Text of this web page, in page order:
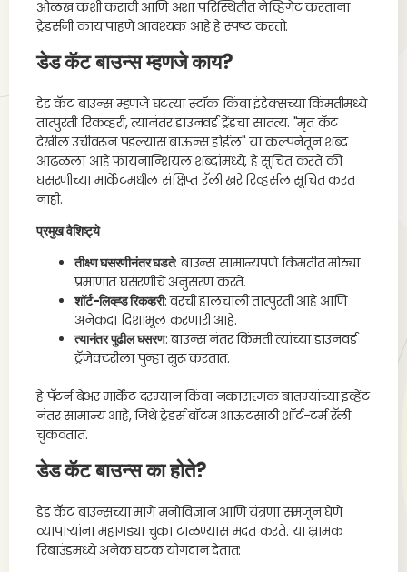
ओळख कशी करावी आणि अशा परिस्थितीत नेव्हिगेट करताना
ट्रेडर्सनी काय पाहणे आवश्यक आहे हे स्पष्ट करतो.
डेड कॅट बाउन्स म्हणजे काय?
डेड कॅट बाउन्स म्हणजे घटत्या स्टॉक किंवा इंडेक्सच्या किंमतीमध्ये
तात्पुरती रिकव्हरी, त्यानंतर डाउनवर्ड ट्रेंडचा सातत्य. "मृत कॅट
देखील उंचीवरून पडल्यास बाऊन्स होईल" या कल्पनेतून शब्द
आढळला आहे फायनान्शियल शब्दांमध्ये, हे सूचित करते की
घसरणीच्या मार्केटमधील संक्षिप्त रॅली खरे रिव्हर्सल सूचित करत
नाही.
प्रमुख वैशिष्ट्ये
तीक्ष्ण घसरणीनंतर घडते: बाउन्स सामान्यपणे किंमतीत मोठ्या
प्रमाणात घसरणीचे अनुसरण करते.
शॉर्ट-लिव्ह्ड रिकव्हरी: वरची हालचाली तात्पुरती आहे आणि
अनेकदा दिशाभूल करणारी आहे.
त्यानंतर पुढील घसरण: बाउन्स नंतर किंमती त्यांच्या डाउनवर्ड
ट्रॅजेक्टरीला पुन्हा सुरू करतात.
हे पॅटर्न बेअर मार्केट दरम्यान किंवा नकारात्मक बातम्यांच्या इव्हेंट
नंतर सामान्य आहे, जिथे ट्रेडर्स बॉटम आऊटसाठी शॉर्ट-टर्म रॅली
चुकवतात.
डेड कॅट बाउन्स का होते?
डेड कॅट बाउन्सच्या मागे मनोविज्ञान आणि यंत्रणा समजून घेणे
व्यापाऱ्यांना महागड्या चुका टाळण्यास मदत करते. या भ्रामक
रिबाउंडमध्ये अनेक घटक योगदान देतात: